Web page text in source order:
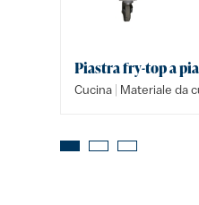
Piastra fry-top a
Cucina | Materiale da